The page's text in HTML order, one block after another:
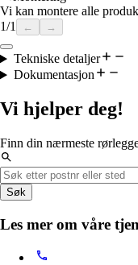
Vi kan montere alle
1/1 ← →
Tekniske detaljer
Dokumentasjon
Vi hjelper deg!
Finn din nærmeste
Søk
Les mer om våre